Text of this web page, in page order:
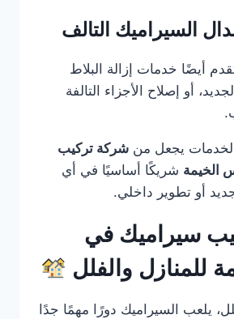
السيراميك التالف
أيضًا خدمات إزالة البلاط
أو إصلاح الأجزاء التالفة
يجعل من شركة تركيب
الخيمة شريكًا أساسيًا في أي
أو تطوير داخلي.
سيراميك في
للمنازل والفلل
يلعب السيراميك دورًا مهمًا جدًا